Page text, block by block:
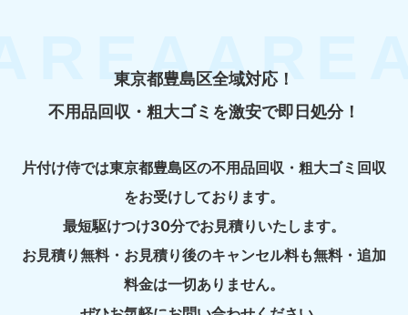
東京都豊島区全域対応！
不用品回収・粗大ゴミを激安で即日処分！
片付け侍では東京都豊島区の不用品回収・粗大ゴミ回収
をお受けしております。
最短駆けつけ30分でお見積りいたします。
お見積り無料・お見積り後のキャンセル料も無料・追加
料金は一切ありません。